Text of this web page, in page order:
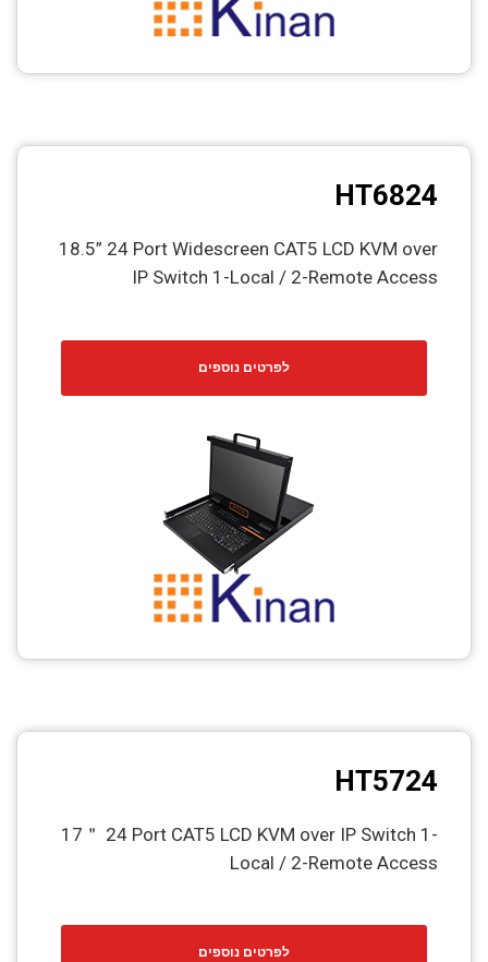
HT6824
18.5” 24 Port Widescreen CAT5 LCD KVM over
IP Switch 1-Local / 2-Remote Access
לפרטים נוספים
HT5724
17＂ 24 Port CAT5 LCD KVM over IP Switch 1-
Local / 2-Remote Access
לפרטים נוספים